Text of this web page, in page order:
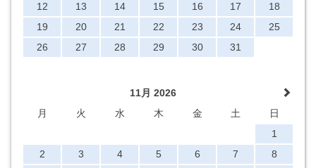
12
13 14 15 16 17
18
19
20 21 22 23 24
25
26
27 28 29 30 31
11月 2026
月
火 水 木 金 土
日
1
2
3 4 5 6 7
8